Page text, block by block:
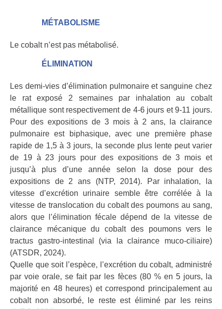
MÉTABOLISME
Le cobalt n’est pas métabolisé.
ÉLIMINATION
Les demi-vies d’élimination pulmonaire et sanguine chez
le rat exposé 2 semaines par inhalation au cobalt
métallique sont respectivement de 4-6 jours et 9-11 jours.
Pour des expositions de 3 mois à 2 ans, la clairance
pulmonaire est biphasique, avec une première phase
rapide de 1,5 à 3 jours, la seconde plus lente peut varier
de 19 à 23 jours pour des expositions de 3 mois et
jusqu’à plus d’une année selon la dose pour des
expositions de 2 ans (NTP, 2014). Par inhalation, la
vitesse d’excrétion urinaire semble être corrélée à la
vitesse de translocation du cobalt des poumons au sang,
alors que l’élimination fécale dépend de la vitesse de
clairance mécanique du cobalt des poumons vers le
tractus gastro-intestinal (via la clairance muco-ciliaire)
(ATSDR, 2024).
Quelle que soit l’espèce, l’excrétion du cobalt, administré
par voie orale, se fait par les fèces (80 % en 5 jours, la
majorité en 48 heures) et correspond principalement au
cobalt non absorbé, le reste est éliminé par les reins